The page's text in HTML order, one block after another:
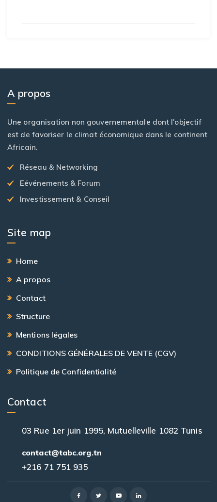
A propos
Une organisation non gouvernementale dont l'objectif
est de favoriser le climat économique dans le continent
Africain.
Réseau & Networking
Eévénements & Forum
Investissement & Conseil
Site map
Home
A propos
Contact
Structure
Mentions légales
CONDITIONS GÉNÉRALES DE VENTE (CGV)
Politique de Confidentialité
Contact
03 Rue 1er juin 1995, Mutuelleville 1082 Tunis
contact@tabc.org.tn
+216 71 751 935